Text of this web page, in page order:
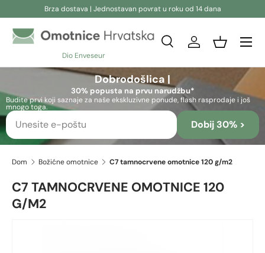
Brza dostava | Jednostavan povrat u roku od 14 dana
Dio Enveseur
Pretraživanje
Pretraživanje
Pretraživanje
PrijavaKošara
Dobrodošlica |
30% popusta na prvu narudžbu*
Budite prvi koji saznaje za naše ekskluzivne ponude, flash rasprodaje i još
mnogo toga.
Dobij 30% >
Dom Božićne omotnice C7 tamnocrvene omotnice 120 g/m2
C7 TAMNOCRVENE OMOTNICE 120
G/M2